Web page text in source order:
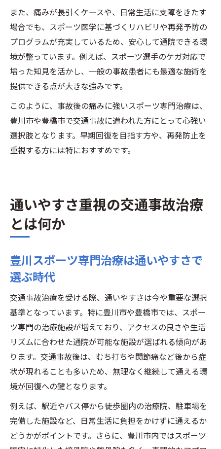
また、痛みが長引くケースや、日常生活に支障をきたす
場合でも、スポーツ医学に基づくリハビリや再発予防の
プログラムが充実しているため、安心して通院できる環
境が整っています。例えば、スポーツ選手のケガ対応で
培った知見を活かし、一般の事故患者にも最適な施術を
提供できる点が大きな強みです。
このように、事故後の痛みに強いスポーツ専門治療は、
豊川市や豊橋市で交通事故に遭われた方にとって心強い
選択肢となります。早期回復を目指す方や、再発防止を
重視する方には特におすすめです。
通いやすさ重視の交通事故治療
とは何か
豊川スポーツ専門治療は通いやすさで
選ぶ時代
交通事故治療を受ける際、通いやすさは今や重要な選択
基準となっています。特に豊川市や豊橋市では、スポー
ツ専門の治療施設が増えており、アクセスの良さや生活
リズムに合わせた通院が可能な施設が選ばれる傾向があ
ります。交通事故後は、むち打ちや関節痛など後から症
状が現れることも多いため、無理なく継続して通える環
境が回復への鍵となります。
例えば、駅近やバス停から徒歩圏内の治療院、駐車場を
完備した施設など、日常生活に負担をかけずに通えるか
どうかがポイントです。さらに、豊川市内ではスポーツ